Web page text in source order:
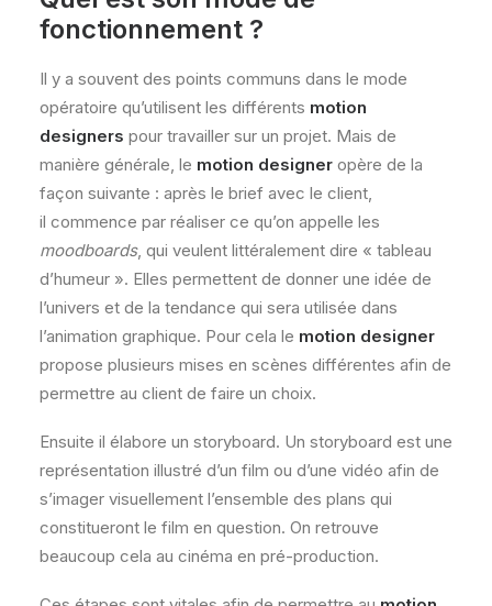
fonctionnement ?
Il y a souvent des points communs dans le mode
opératoire qu’utilisent les différents motion
designers pour travailler sur un projet. Mais de
manière générale, le motion designer opère de la
façon suivante : après le brief avec le client,
il commence par réaliser ce qu’on appelle les
moodboards, qui veulent littéralement dire « tableau
d’humeur ». Elles permettent de donner une idée de
l’univers et de la tendance qui sera utilisée dans
l’animation graphique. Pour cela le motion designer
propose plusieurs mises en scènes différentes afin de
permettre au client de faire un choix.
Ensuite il élabore un storyboard. Un storyboard est une
représentation illustré d’un film ou d’une vidéo afin de
s’imager visuellement l’ensemble des plans qui
constitueront le film en question. On retrouve
beaucoup cela au cinéma en pré-production.